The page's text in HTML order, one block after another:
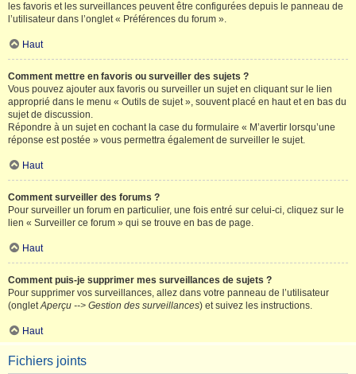
les favoris et les surveillances peuvent être configurées depuis le panneau de
l’utilisateur dans l’onglet « Préférences du forum ».
Haut
Comment mettre en favoris ou surveiller des sujets ?
Vous pouvez ajouter aux favoris ou surveiller un sujet en cliquant sur le lien
approprié dans le menu « Outils de sujet », souvent placé en haut et en bas du
sujet de discussion.
Répondre à un sujet en cochant la case du formulaire « M’avertir lorsqu’une
réponse est postée » vous permettra également de surveiller le sujet.
Haut
Comment surveiller des forums ?
Pour surveiller un forum en particulier, une fois entré sur celui-ci, cliquez sur le
lien « Surveiller ce forum » qui se trouve en bas de page.
Haut
Comment puis-je supprimer mes surveillances de sujets ?
Pour supprimer vos surveillances, allez dans votre panneau de l’utilisateur
(ongletAperçu --> Gestion des surveillances) et suivez les instructions.
Haut
Fichiers joints